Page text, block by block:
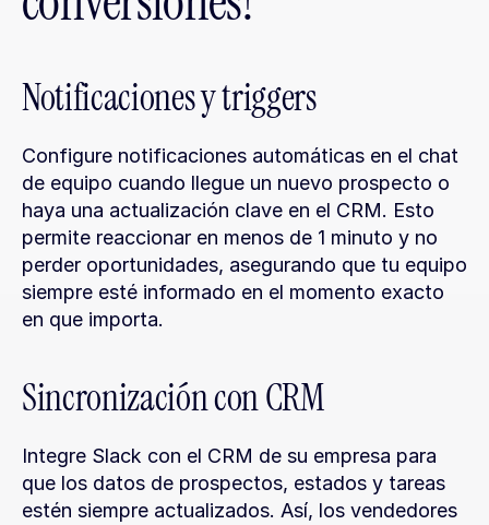
Notificaciones y triggers
Configure notificaciones automáticas en el chat
de equipo cuando llegue un nuevo prospecto o
haya una actualización clave en el CRM. Esto
permite reaccionar en menos de 1 minuto y no
perder oportunidades, asegurando que tu equipo
siempre esté informado en el momento exacto
en que importa.
Sincronización con CRM
Integre Slack con el CRM de su empresa para
que los datos de prospectos, estados y tareas
estén siempre actualizados. Así, los vendedores